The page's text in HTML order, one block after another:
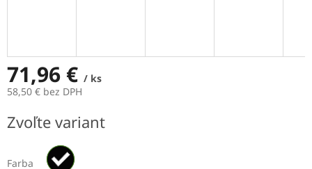
71,96 € / ks
58,50 € bez DPH
cena:
Zvoľte variant
Farba